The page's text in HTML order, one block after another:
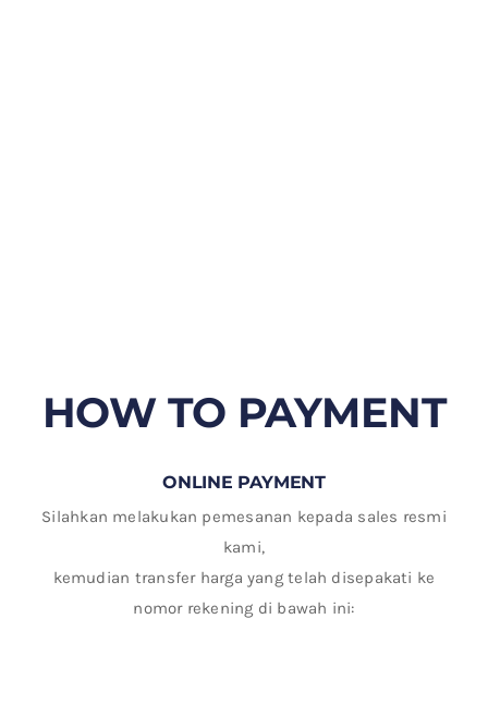
HOW TO PAYMENT
ONLINE PAYMENT
Silahkan melakukan pemesanan kepada sales resmi
kami,
kemudian transfer harga yang telah disepakati ke
nomor rekening di bawah ini: